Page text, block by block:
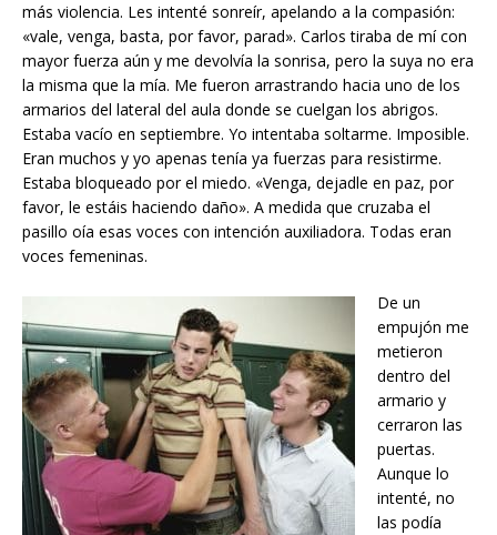
más violencia. Les intenté sonreír, apelando a la compasión:
«vale, venga, basta, por favor, parad». Carlos tiraba de mí con
mayor fuerza aún y me devolvía la sonrisa, pero la suya no era
la misma que la mía. Me fueron arrastrando hacia uno de los
armarios del lateral del aula donde se cuelgan los abrigos.
Estaba vacío en septiembre. Yo intentaba soltarme. Imposible.
Eran muchos y yo apenas tenía ya fuerzas para resistirme.
Estaba bloqueado por el miedo. «Venga, dejadle en paz, por
favor, le estáis haciendo daño». A medida que cruzaba el
pasillo oía esas voces con intención auxiliadora. Todas eran
voces femeninas.
De un
empujón me
metieron
dentro del
armario y
cerraron las
puertas.
Aunque lo
intenté, no
las podía